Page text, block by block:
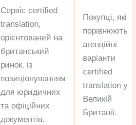
Сервіс certified
translation,
орієнтований на
британський
ринок, із
позиціонуванням
для юридичних
та офіційних
документів.
Покупці, які
порівнюють
агенційні
варіанти
certified
translation у
Великій
Британії.